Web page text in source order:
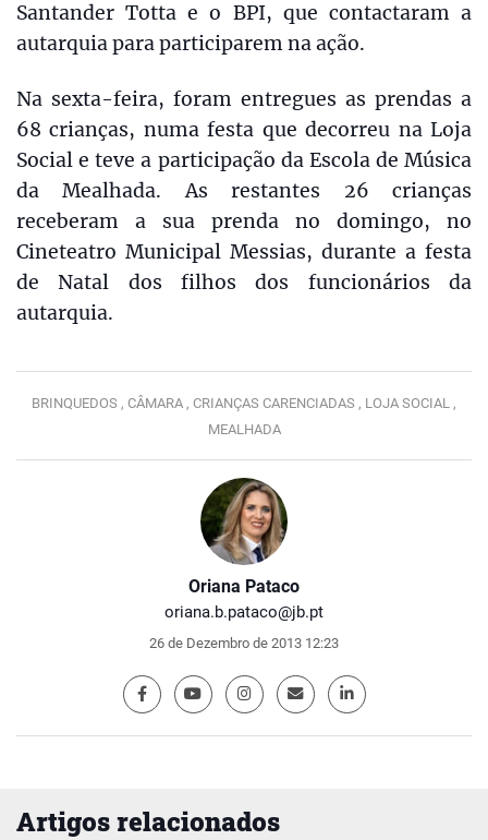
Oriana Pataco
oriana.b.pataco@jb.pt
26 de Dezembro de 2013 12:23
Santander Totta e o BPI, que contactaram a
autarquia para participarem na ação.
Na sexta-feira, foram entregues as prendas a
68 crianças, numa festa que decorreu na Loja
Social e teve a participação da Escola de Música
da Mealhada. As restantes 26 crianças
receberam a sua prenda no domingo, no
Cineteatro Municipal Messias, durante a festa
de Natal dos filhos dos funcionários da
autarquia.
BRINQUEDOS , CÂMARA , CRIANÇAS CARENCIADAS , LOJA SOCIAL ,
MEALHADA
Artigos relacionados